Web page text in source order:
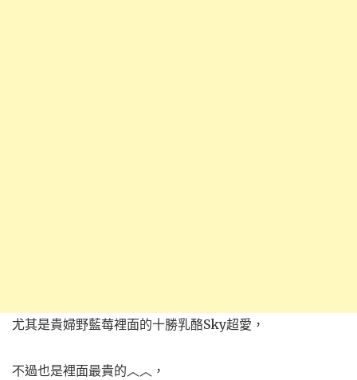
尤其是貴婦野藍莓裡面的十勝乳酪Sky超愛，
不過也是裡面最貴的︿︿，